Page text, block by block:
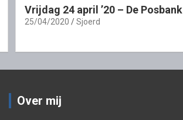
Vrijdag 24 april ’20 – De Posbank
25/04/2020 Sjoerd
Over mij